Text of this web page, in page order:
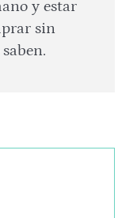
y estar
sin